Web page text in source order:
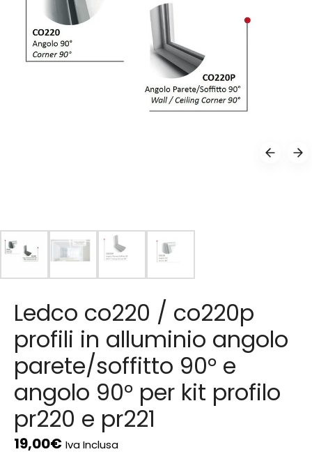
Ledco co220 / co220p
profili in alluminio angolo
parete/soffitto 90° e
angolo 90° per kit profilo
pr220 e pr221
19,00€ Iva Inclusa